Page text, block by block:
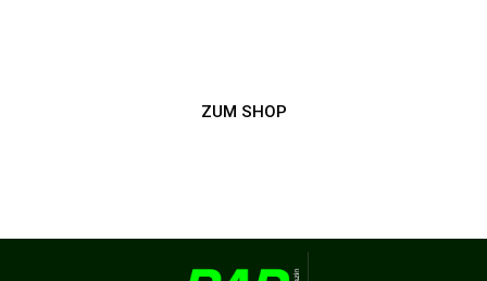
ZUM SHOP